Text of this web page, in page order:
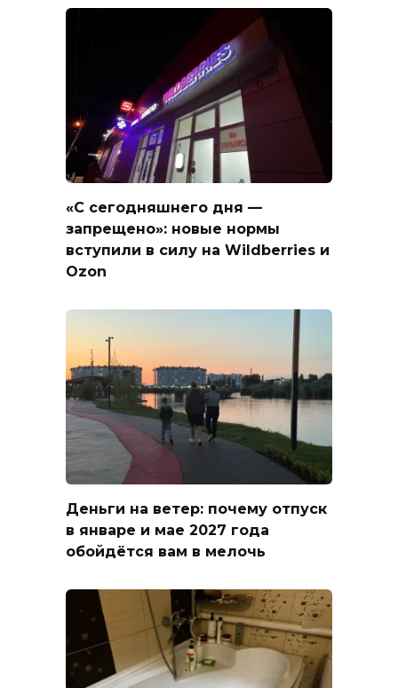
«С сегодняшнего дня —
запрещено»: новые нормы
вступили в силу на Wildberries и
Ozon
Деньги на ветер: почему отпуск
в январе и мае 2027 года
обойдётся вам в мелочь